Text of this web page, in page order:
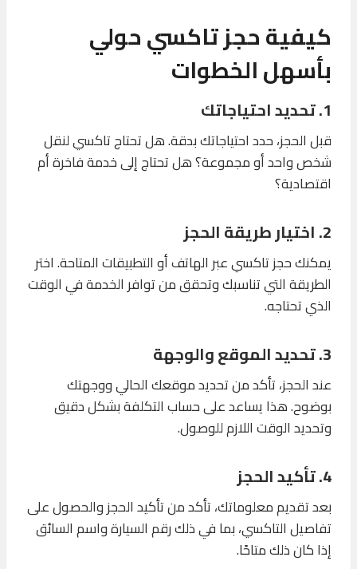
كيفية حجز تاكسي حولي
بأسهل الخطوات
1. تحديد احتياجاتك
قبل الحجز، حدد احتياجاتك بدقة. هل تحتاج تاكسي لنقل
شخص واحد أو مجموعة؟ هل تحتاج إلى خدمة فاخرة أم
اقتصادية؟
2. اختيار طريقة الحجز
يمكنك حجز تاكسي عبر الهاتف أو التطبيقات المتاحة. اختر
الطريقة التي تناسبك وتحقق من توافر الخدمة في الوقت
الذي تحتاجه.
3. تحديد الموقع والوجهة
عند الحجز، تأكد من تحديد موقعك الحالي ووجهتك
بوضوح. هذا يساعد على حساب التكلفة بشكل دقيق
وتحديد الوقت اللازم للوصول.
4. تأكيد الحجز
بعد تقديم معلوماتك، تأكد من تأكيد الحجز والحصول على
تفاصيل التاكسي، بما في ذلك رقم السيارة واسم السائق
إذا كان ذلك متاحًا.